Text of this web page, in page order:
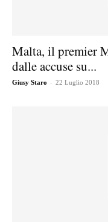
Malta, il premier
dalle accuse su...
Giusy Staro - 22 Luglio 2018